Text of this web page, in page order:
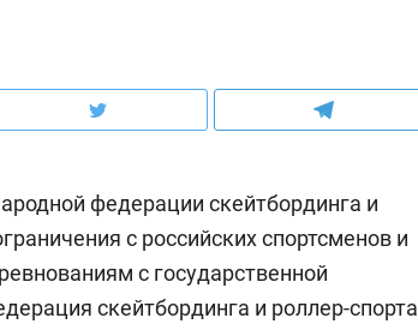
федерации скейтбординга и
с российских спортсменов и
с государственной
скейтбординга и роллер-спорта